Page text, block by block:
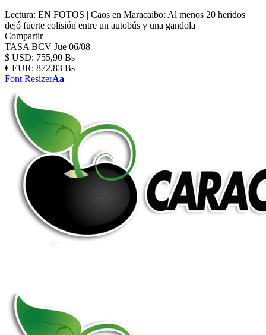
Lectura: EN FOTOS | Caos en Maracaibo: Al menos 20 heridos
dejó fuerte colisión entre un autobús y una gandola
Compartir
TASA BCV Jue 06/08
$ USD: 755,90 Bs
€ EUR: 872,83 Bs
Font ResizerAa